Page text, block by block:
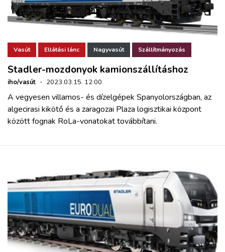
Vasút Ellátási lánc Nagyvasút Szállítmányozás
Stadler-mozdonyok kamionszállításhoz
iho/vasút · 2023.03.15. 12:00
A vegyesen villamos- és dízelgépek Spanyolországban, az
algecirasi kikötő és a zaragozai Plaza logisztikai központ
között fognak RoLa-vonatokat továbbítani.